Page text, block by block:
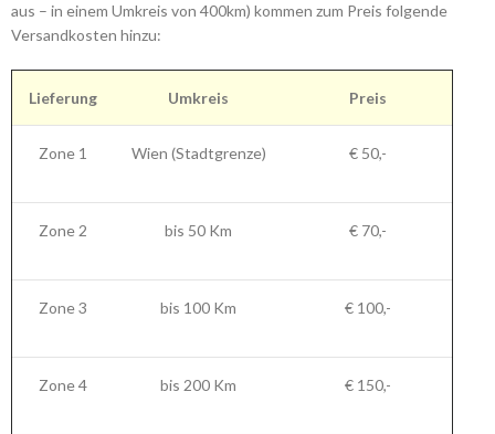
aus – in einem Umkreis von 400km) kommen zum Preis folgende
Versandkosten hinzu:
Lieferung Umkreis Preis
Zone 1 Wien (Stadtgrenze) € 50,-
Zone 2 bis 50 Km € 70,-
Zone 3 bis 100 Km € 100,-
Zone 4 bis 200 Km € 150,-